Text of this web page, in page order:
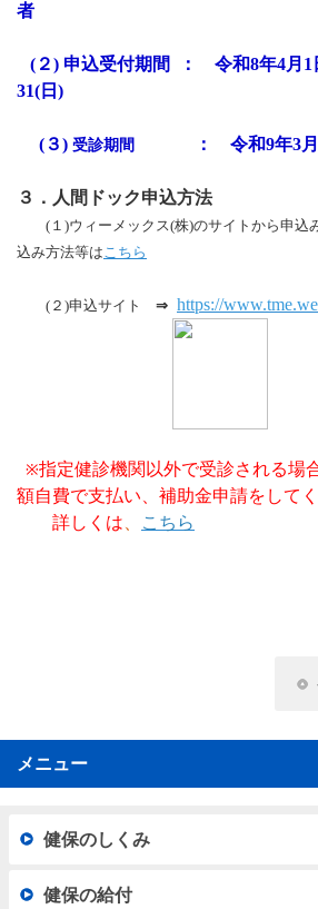
者
(２) 申込受付期間 ： 令和8年4月1
31(日)
(３) 受診期間 ： 令和9年3
３．人間ドック申込方法
(１)ウィーメックス(株)のサイトから申込
込み方法等はこちら
(２)申込サイト ⇒ https://
※指定健診機関以外で受診される場
額自費で支払い、補助金申請をしてく
詳しくは
こちら
メニュー
健保のしくみ
健保の給付